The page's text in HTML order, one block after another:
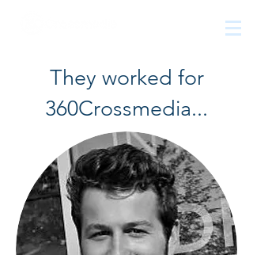
They worked for
360Crossmedia...